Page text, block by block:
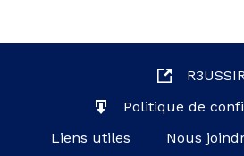
Politique de
Liens utiles
Nous